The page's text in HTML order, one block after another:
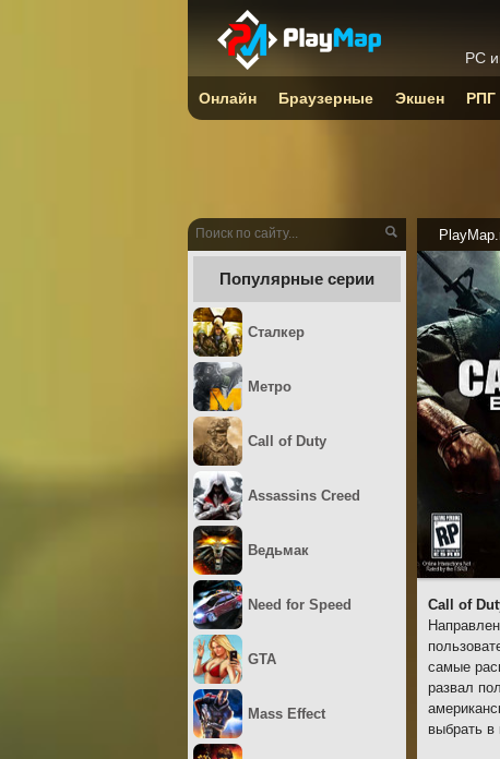
Call of
самые
развал
выбрать в
Популярные серии
Сталкер
Метро
Call of Duty
Assassins Creed
Ведьмак
Need for Speed
GTA
Mass Effect
PC
Онлайн Браузерные Экшен РПГ